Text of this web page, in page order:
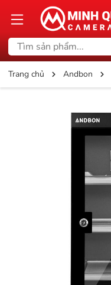
Trang chủ Andbon